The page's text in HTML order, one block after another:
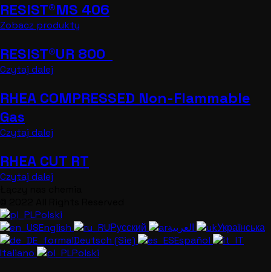
RESIST®MS 406
Zobacz produkty
RESIST®UR 800
Czytaj dalej
RHEA COMPRESSED Non-Flammable
Gas
Czytaj dalej
RHEA CUT RT
Czytaj dalej
Polski
English
Русский
Українська
Deutsch (Sie)
Español
Italiano
Polski